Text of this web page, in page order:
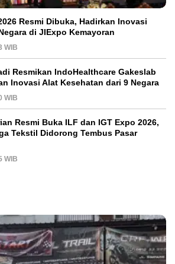
Resmi Dibuka, Hadirkan Inovasi
di JIExpo Kemayoran
WIB
Resmikan IndoHealthcare Gakeslab
Inovasi Alat Kesehatan dari 9 Negara
WIB
Resmi Buka ILF dan IGT Expo 2026,
Tekstil Didorong Tembus Pasar
WIB